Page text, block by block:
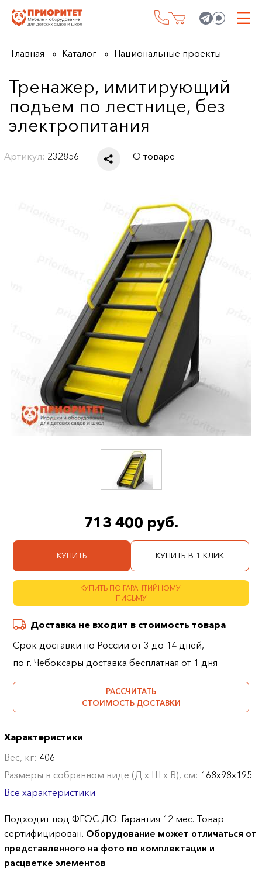
Главная Каталог Национальные проекты
Тренажер, имитирующий
подъем по лестнице, без
электропитания
Артикул: 232856 О товаре
713 400 руб.
КУПИТЬ КУПИТЬ В 1 КЛИК
КУПИТЬ ПО ГАРАНТИЙНОМУ
ПИСЬМУ
Доставка не входит в стоимость товара
Срок доставки по России от 3 до 14 дней,
по г. Чебоксары доставка бесплатная от 1 дня
РАССЧИТАТЬ
СТОИМОСТЬ ДОСТАВКИ
Характеристики
Вес, кг: 406
Размеры в собранном виде (Д х Ш х В), см: 168х98х195
Все характеристики
Подходит под ФГОС ДО. Гарантия 12 мес. Товар
сертифицирован. Оборудование может отличаться от
представленного на фото по комплектации и
расцветке элементов